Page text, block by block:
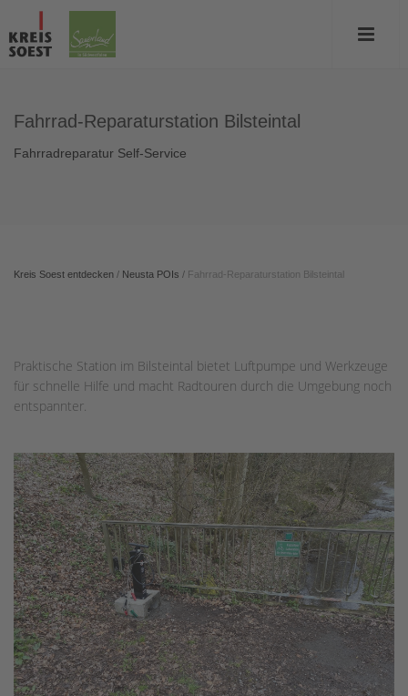
Fahrrad-Reparaturstation Bilsteintal
Fahrradreparatur Self-Service
Kreis Soest entdecken / Neusta POIs / Fahrrad-Reparaturstation Bilsteintal
Praktische Station im Bilsteintal bietet Luftpumpe und Werkzeuge
für schnelle Hilfe und macht Radtouren durch die Umgebung noch
entspannter.